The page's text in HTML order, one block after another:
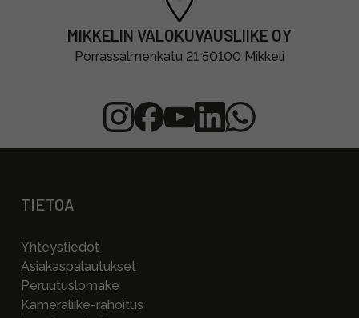
MIKKELIN VALOKUVAUSLIIKE OY
Porrassalmenkatu 21 50100 Mikkeli
TIETOA
Yhteystiedot
Asiakaspalautukset
Peruutuslomake
Kameraliike-rahoitus